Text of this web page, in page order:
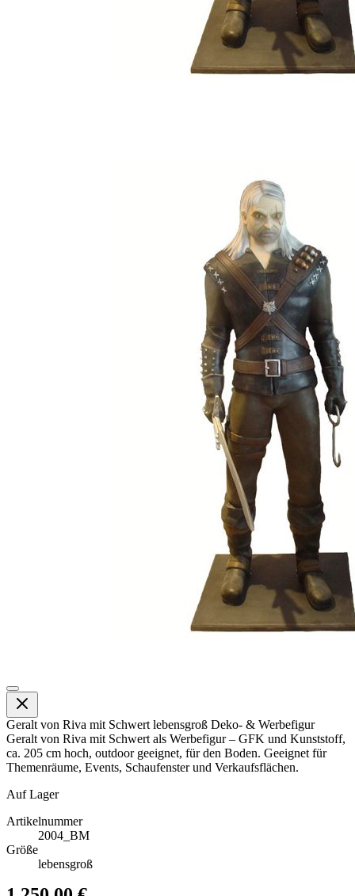
Geralt von Riva mit Schwert lebensgroß Deko- & Werbefigur
Geralt von Riva mit Schwert als Werbefigur – GFK und Kunststoff,
ca. 205 cm hoch, outdoor geeignet, für den Boden. Geeignet für
Themenräume, Events, Schaufenster und Verkaufsflächen.
Auf Lager
Artikelnummer
2004_BM
Größe
lebensgroß